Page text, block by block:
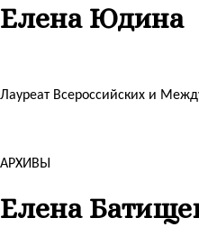
Елена Юдина
Лауреат Всероссийских и
АРХИВЫ
Елена